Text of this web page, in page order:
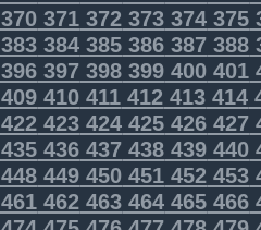
370 371 372 373 374 375
383 384 385 386 387 388
396 397 398 399 400 401
409 410 411 412 413 414
422 423 424 425 426 427
435 436 437 438 439 440
448 449 450 451 452 453
461 462 463 464 465 466